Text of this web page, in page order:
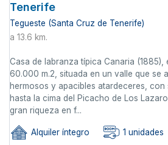
Tenerife
Tegueste (Santa Cruz de Tenerife)
a 13.6 km.
Casa de labranza típica Canaria (1885),
60.000 m.2, situada en un valle que se
hermosos y apacibles atardeceres,
hasta la cima del Picacho de Los
gran riqueza en f...
Alquiler íntegro 1 unidades